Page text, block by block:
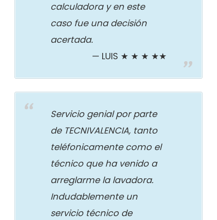
calculadora y en este
caso fue una decisión
acertada.
LUIS ★ ★ ★ ★★
Servicio genial por parte
de TECNIVALENCIA, tanto
teléfonicamente como el
técnico que ha venido a
arreglarme la lavadora.
Indudablemente un
servicio técnico de